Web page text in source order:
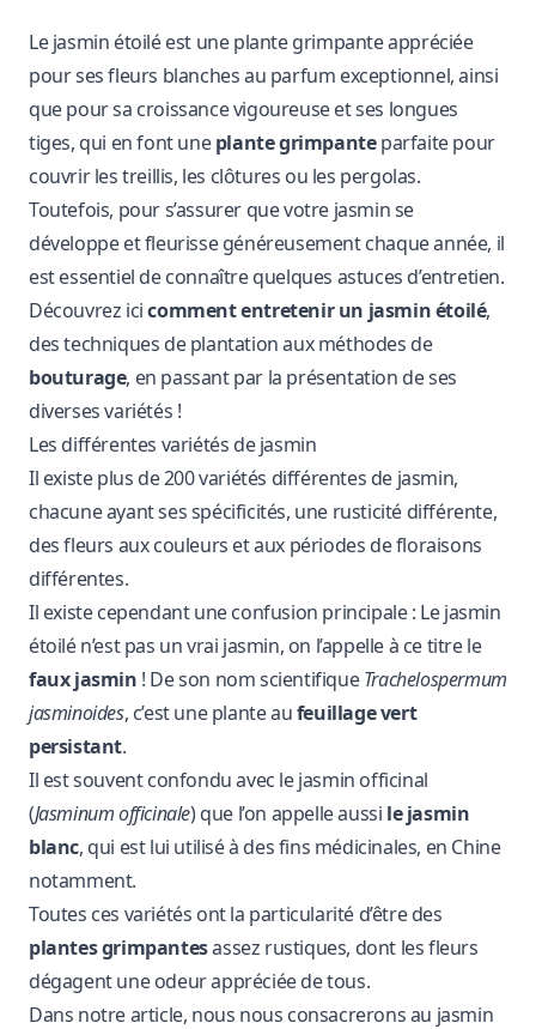
Le jasmin étoilé est une plante grimpante appréciée
pour ses fleurs blanches au parfum exceptionnel, ainsi
que pour sa croissance vigoureuse et ses longues
tiges, qui en font uneplante grimpanteparfaite pour
couvrir les treillis, les clôtures ou les pergolas.
Toutefois, pour s’assurer que votre jasmin se
développe et fleurisse généreusement chaque année, il
est essentiel de connaître quelques astuces d’entretien.
Découvrez icicomment entretenir un jasmin étoilé,
des techniques de plantation aux méthodes de
bouturage, en passant par la présentation de ses
diverses variétés !
Les différentes variétés de jasmin
Il existe plus de 200 variétés différentes de jasmin,
chacune ayant ses spécificités, une rusticité différente,
des fleurs aux couleurs et aux périodes de floraisons
différentes.
Il existe cependant une confusion principale : Le jasmin
étoilé n’est pas un vrai jasmin, on l’appelle à ce titre le
faux jasmin ! De son nom scientifiqueTrachelospermum
jasminoides, c’est une plante aufeuillage vert
persistant.
Il est souvent confondu avec le jasmin officinal
(Jasminum officinale) que l’on appelle aussi le jasmin
blanc, qui est lui utilisé à des fins médicinales, en Chine
notamment.
Toutes ces variétés ont la particularité d’être des
plantes grimpantesassez rustiques, dont les fleurs
dégagent une odeur appréciée de tous.
Dans notre article, nous nous consacrerons au jasmin